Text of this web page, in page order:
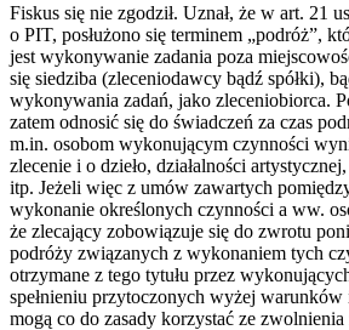
Fiskus się nie zgodził. Uznał, że w art. 21
o PIT, posłużono się terminem „podróż”,
jest wykonywanie zadania poza
się siedziba (zleceniodawcy bądź spółki),
wykonywania zadań, jako zleceniobiorca.
zatem odnosić się do świadczeń za czas
m.in. osobom wykonującym czynności
zlecenie i o dzieło, działalności
itp. Jeżeli więc z umów zawartych
wykonanie określonych czynności a ww.
że zlecający zobowiązuje się do zwrotu
podróży związanych z wykonaniem tych
otrzymane z tego tytułu przez
spełnieniu przytoczonych wyżej
mogą co do zasady korzystać ze